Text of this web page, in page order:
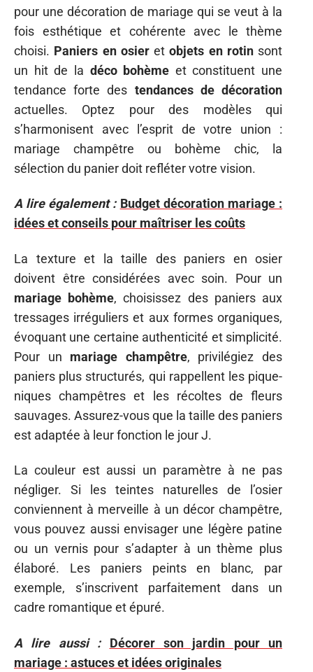
pour une décoration de mariage qui se veut à la
fois esthétique et cohérente avec le thème
choisi. Paniers en osieretobjets en rotinsont
un hit de la déco bohème et constituent une
tendance forte des tendances de décoration
actuelles. Optez pour des modèles qui
s’harmonisent avec l’esprit de votre union :
mariage champêtre ou bohème chic, la
sélection du panier doit refléter votre vision.
A lire également : Budget décoration mariage :
idées et conseils pour maîtriser les coûts
La texture et la taille des paniers en osier
doivent être considérées avec soin. Pour un
mariage bohème, choisissez des paniers aux
tressages irréguliers et aux formes organiques,
évoquant une certaine authenticité et simplicité.
Pour un mariage champêtre, privilégiez des
paniers plus structurés, qui rappellent les pique-
niques champêtres et les récoltes de fleurs
sauvages. Assurez-vous que la taille des paniers
est adaptée à leur fonction le jour J.
La couleur est aussi un paramètre à ne pas
négliger. Si les teintes naturelles de l’osier
conviennent à merveille à un décor champêtre,
vous pouvez aussi envisager une légère patine
ou un vernis pour s’adapter à un thème plus
élaboré. Les paniers peints en blanc, par
exemple, s’inscrivent parfaitement dans un
cadre romantique et épuré.
A lire aussi :
Décorer son jardin pour un
mariage : astuces et idées originales